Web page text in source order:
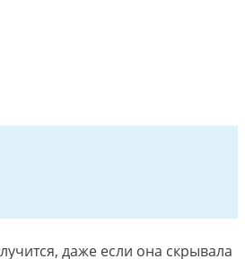
даже если она скрывала